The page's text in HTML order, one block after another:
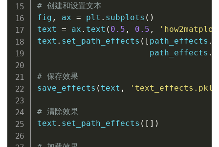
# 创建和设置文本
fig , ax = plt . subplots ( )
text = ax . text ( 0.5 , 0.5 ,
text . set_path_effects ( [ path_effects .
                       path_effects
.
# 保存效果
save_effects ( text , 'text_effects.pkl'
# 清除效果
text . set_path_effects ( [ ] )